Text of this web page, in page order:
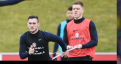
CALCIO